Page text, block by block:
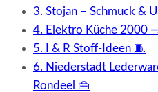
3. Stojan – Schmuck &
4. Elektro Küche 2000
5. I & R Stoff-Ideen 🧵
6. Niederstadt
Rondeel 👜